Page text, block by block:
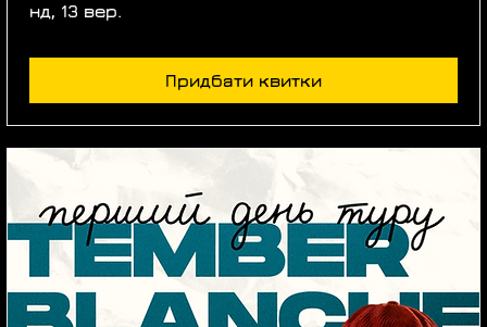
нд, 13 вер.
Придбати квитки